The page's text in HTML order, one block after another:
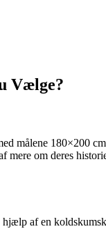
Vælge?
målene 180×200
om deres
af en